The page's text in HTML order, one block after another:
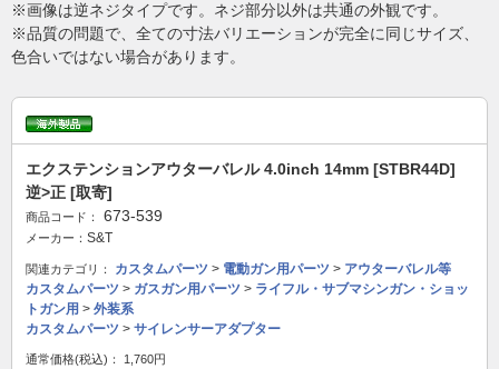
※画像は逆ネジタイプです。ネジ部分以外は共通の外観です。
※品質の問題で、全ての寸法バリエーションが完全に同じサイズ、
色合いではない場合があります。
エクステンションアウターバレル 4.0inch 14mm [STBR44D]
逆>正 [取寄]
商品コード： 673-539
メーカー： S&T
関連カテゴリ： カスタムパーツ > 電動ガン用パーツ > アウターバレル等
カスタムパーツ > ガスガン用パーツ > ライフル・サブマシンガン・ショッ
トガン用 > 外装系
カスタムパーツ > サイレンサーアダプター
通常価格(税込)：
1,760円